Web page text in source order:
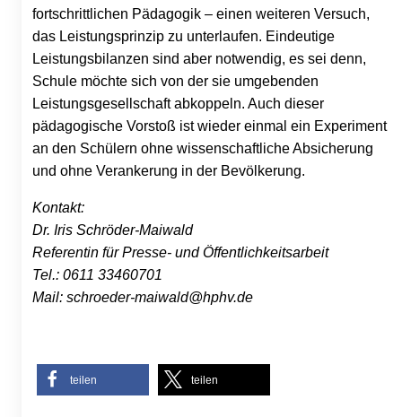
fortschrittlichen Pädagogik – einen weiteren Versuch,
das Leistungsprinzip zu unterlaufen. Eindeutige
Leistungsbilanzen sind aber notwendig, es sei denn,
Schule möchte sich von der sie umgebenden
Leistungsgesellschaft abkoppeln. Auch dieser
pädagogische Vorstoß ist wieder einmal ein Experiment
an den Schülern ohne wissenschaftliche Absicherung
und ohne Verankerung in der Bevölkerung.
Kontakt:
Dr. Iris Schröder-Maiwald
Referentin für Presse- und Öffentlichkeitsarbeit
Tel.: 0611 33460701
Mail: schroeder-maiwald@hphv.de
teilen teilen